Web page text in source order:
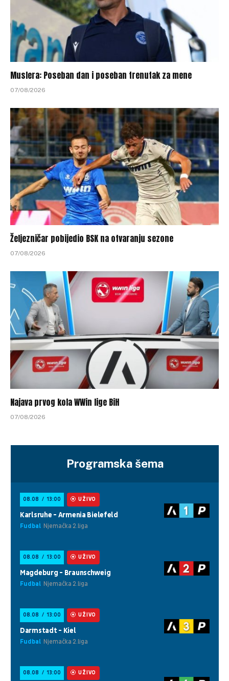
Muslera: Poseban dan i poseban trenutak za mene
07/08/2026
Željezničar pobijedio BSK na otvaranju sezone
07/08/2026
Najava prvog kola WWin lige BiH
07/08/2026
Programska šema